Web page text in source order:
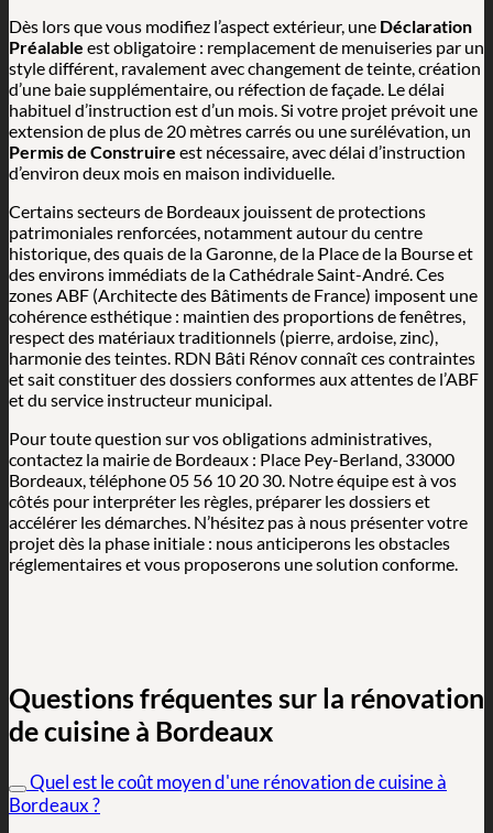
Dès lors que vous modifiez l’aspect extérieur, une Déclaration
Préalable est obligatoire : remplacement de menuiseries par un
style différent, ravalement avec changement de teinte, création
d’une baie supplémentaire, ou réfection de façade. Le délai
habituel d’instruction est d’un mois. Si votre projet prévoit une
extension de plus de 20 mètres carrés ou une surélévation, un
Permis de Construire est nécessaire, avec délai d’instruction
d’environ deux mois en maison individuelle.
Certains secteurs de Bordeaux jouissent de protections
patrimoniales renforcées, notamment autour du centre
historique, des quais de la Garonne, de la Place de la Bourse et
des environs immédiats de la Cathédrale Saint-André. Ces
zones ABF (Architecte des Bâtiments de France) imposent une
cohérence esthétique : maintien des proportions de fenêtres,
respect des matériaux traditionnels (pierre, ardoise, zinc),
harmonie des teintes. RDN Bâti Rénov connaît ces contraintes
et sait constituer des dossiers conformes aux attentes de l’ABF
et du service instructeur municipal.
Pour toute question sur vos obligations administratives,
contactez la mairie de Bordeaux : Place Pey-Berland, 33000
Bordeaux, téléphone 05 56 10 20 30. Notre équipe est à vos
côtés pour interpréter les règles, préparer les dossiers et
accélérer les démarches. N’hésitez pas à nous présenter votre
projet dès la phase initiale : nous anticiperons les obstacles
réglementaires et vous proposerons une solution conforme.
Questions fréquentes sur la rénovation
de cuisine à Bordeaux
Quel est le coût moyen d'une rénovation de cuisine à
Bordeaux ?